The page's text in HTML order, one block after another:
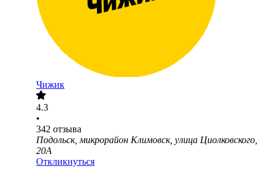
Чижик
4.3
•
342 отзыва
Подольск, микрорайон Климовск, улица Циолковского,
20А
Откликнуться